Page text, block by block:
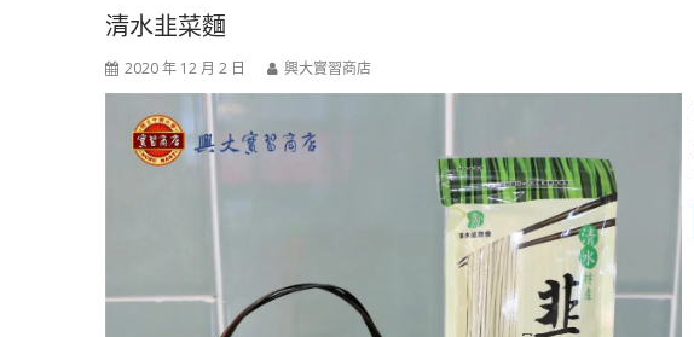
清水韭菜麵
2020 年 12 月 2 日 興大實習商店